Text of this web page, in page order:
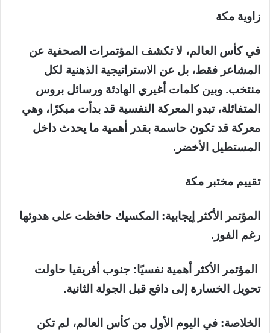
زاوية مكة
في كأس العالم، لا تكشف المؤتمرات الصحفية عن
المشاعر فقط، بل عن الاستراتيجية الذهنية لكل
منتخب. وبين كلمات أغيري الهادئة ورسائل بروس
المتفائلة، تبدو المعركة النفسية قد بدأت مبكرًا، وهي
معركة قد تكون حاسمة بقدر أهمية ما يحدث داخل
المستطيل الأخضر.
تقييم مختبر مكة
المؤتمر الأكثر إيجابية: المكسيك حافظت على هدوئها
رغم الفوز.
المؤتمر الأكثر أهمية نفسيًا: جنوب أفريقيا حاولت
تحويل الخسارة إلى دافع قبل الجولة الثانية.
الخلاصة: في اليوم الأول من كأس العالم، لم تكن